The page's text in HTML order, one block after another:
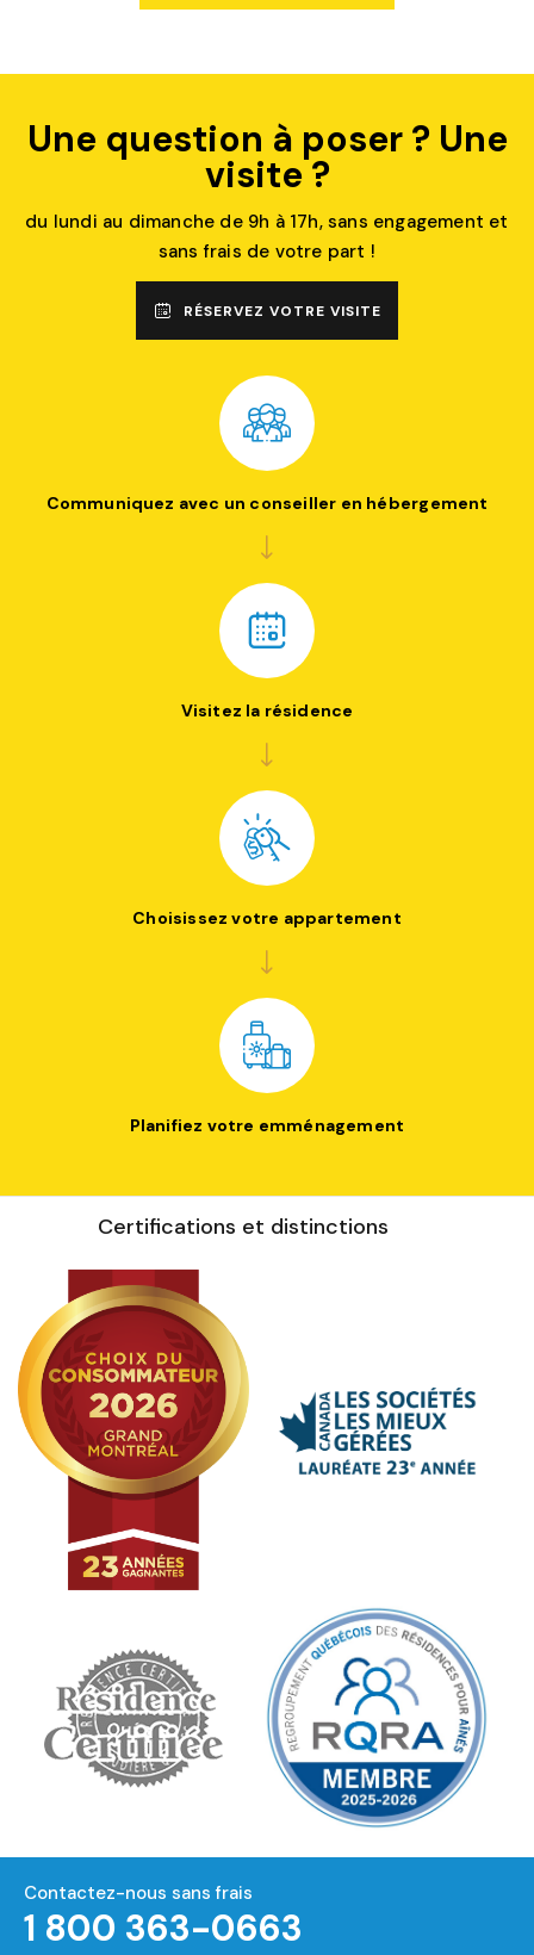
Une question à poser ? Une
visite ?
du lundi au dimanche de 9h à 17h, sans engagement et
sans frais de votre part !
RÉSERVEZ VOTRE VISITE
Communiquez avec un conseiller en hébergement
Visitez la résidence
Choisissez votre appartement
Planifiez votre emménagement
Certifications et distinctions
Contactez-nous sans frais
1 800 363-0663